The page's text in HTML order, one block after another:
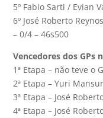
5º Fabio Sarti / Evian
6º José Roberto
– 0/4 – 46s500
Vencedores dos GPs
1ª Etapa – não teve o
2ª Etapa – Yuri
3ª Etapa – José
4ª Etapa – José